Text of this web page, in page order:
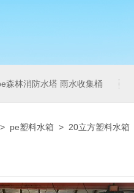
森林消防水塔 雨水收集桶
> pe塑料水箱 > 20立方塑料水箱